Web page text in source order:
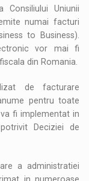
Uniunii
numai facturi
to Business).
vor mai fi
din Romania.
de facturare
pentru toate
fi implementat in
Deciziei de
a administratiei